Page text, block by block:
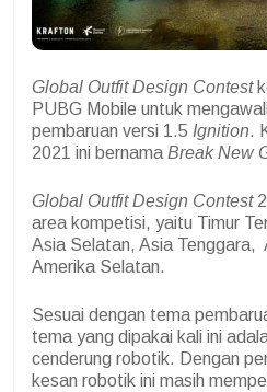
Global Outfit Design Contest
PUBG Mobile untuk
pembaruan versi 1.5 Ignition.
2021 ini bernama Break New
Global Outfit Design Contest
area kompetisi, yaitu Timur
Asia Selatan, Asia Tenggara,
Amerika Selatan.
Sesuai dengan tema
tema yang dipakai kali ini
cenderung robotik. Dengan
kesan robotik ini masih